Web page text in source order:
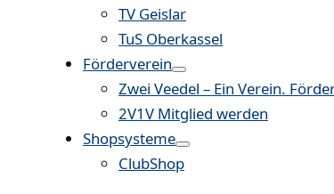
TV Geislar
TuS Oberkassel
Förderverein
Zwei Veedel – Ein Verein.
2V1V Mitglied werden
Shopsysteme
ClubShop